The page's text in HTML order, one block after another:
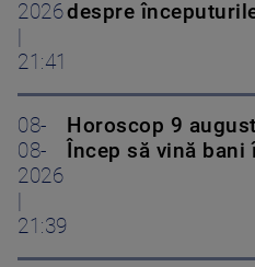
2026
21:41
despre
08-
08-
2026
21:39
Horoscop 9
Încep să vină bani